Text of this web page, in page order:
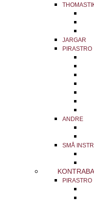
JARGAR
PIRASTRO
ANDRE
SMÅ
PIRASTRO